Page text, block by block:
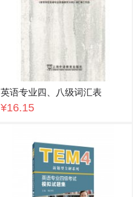
英语专业四、八级词汇表
¥16.15